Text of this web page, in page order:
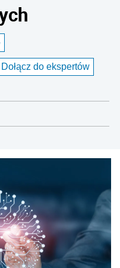
Dołącz do ekspertów